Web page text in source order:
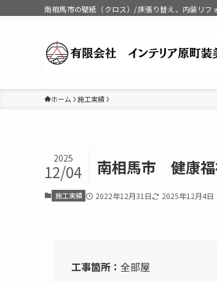
南相馬市の壁紙（クロス）/床張り替え、内装リフ
ホーム 施工実績
南相馬市 健康福
2025
12/04
施工実績 2022年12月31日 2025年12月4日
工事箇所： 全部屋